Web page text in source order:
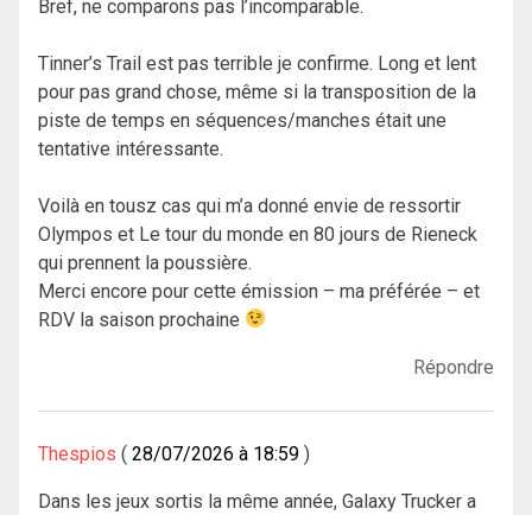
Bref, ne comparons pas l’incomparable.
Tinner’s Trail est pas terrible je confirme. Long et lent
pour pas grand chose, même si la transposition de la
piste de temps en séquences/manches était une
tentative intéressante.
Voilà en tousz cas qui m’a donné envie de ressortir
Olympos et Le tour du monde en 80 jours de Rieneck
qui prennent la poussière.
Merci encore pour cette émission – ma préférée – et
RDV la saison prochaine
Répondre
Thespios 28/07/2026 à 18:59
Dans les jeux sortis la même année, Galaxy Trucker a